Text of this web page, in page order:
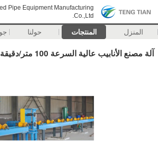
Pipe Equipment Manufacturing
Co.,Ltd.
المنزل المنتجات حولنا
آلة مصنع الأنابيب عالية السرعة 100 متر/دقيقة بقطر 22-60 ملم